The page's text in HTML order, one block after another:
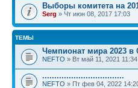
Выборы комитета на
Serg » Чт июн 08, 2017 17:03
ТЕМЫ
Чемпионат мира 2023
NEFTO » Вт май 11, 2021 11:34
..................................
NEFTO » Пт фев 04, 2022